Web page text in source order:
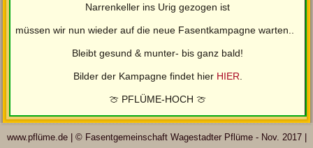
Narrenkeller ins Urig gezogen ist
müssen wir nun wieder auf die neue Fasentkampagne warten..
Bleibt gesund & munter- bis ganz bald!
Bilder der Kampagne findet hier HIER
🍈 PFLÜME-HOCH 🍈
www.pflüme.de | © Fasentgemeinschaft Wagestadter Pflüme - Nov. 2017 |